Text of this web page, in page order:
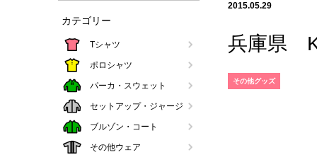
カテゴリー
Tシャツ
ポロシャツ
パーカ・スウェット
セットアップ・ジャージ
ブルゾン・コート
その他ウェア
2015.05.29
兵庫県 K
その他グッズ